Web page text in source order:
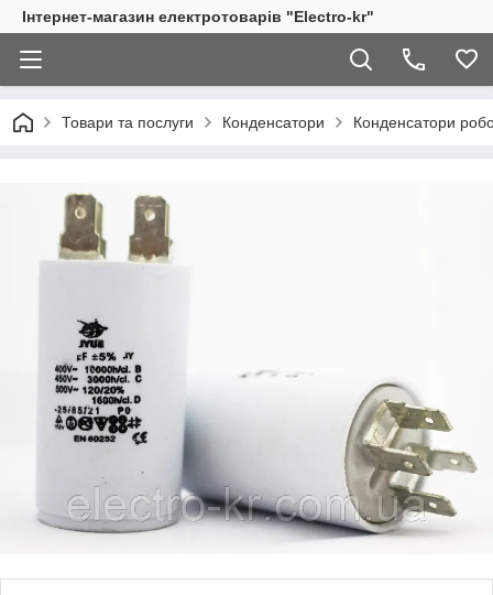
Інтернет-магазин електротоварів "Electro-kr"
Товари та послуги Конденсатори Конденсатори